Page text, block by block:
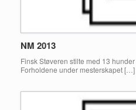
NM 2013
Finsk Støveren stilte med 13
Forholdene under mesterskapet […]